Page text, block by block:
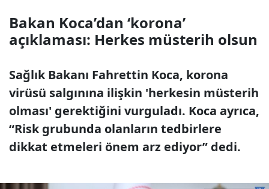
Bakan Koca’dan ‘korona’
açıklaması: Herkes müsterih olsun
Sağlık Bakanı Fahrettin Koca, korona
virüsü salgınına ilişkin 'herkesin müsterih
olması' gerektiğini vurguladı. Koca ayrıca,
“Risk grubunda olanların tedbirlere
dikkat etmeleri önem arz ediyor” dedi.